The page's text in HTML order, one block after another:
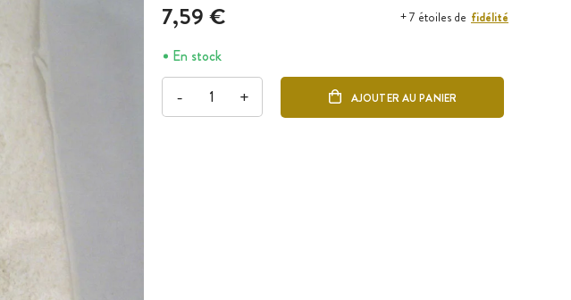
7,59 € + 7 étoiles de fidélité
En stock
- + AJOUTER AU PANIER